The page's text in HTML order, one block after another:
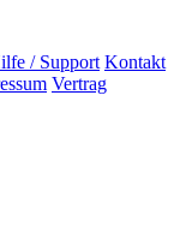
/ Support Kontakt
Vertrag